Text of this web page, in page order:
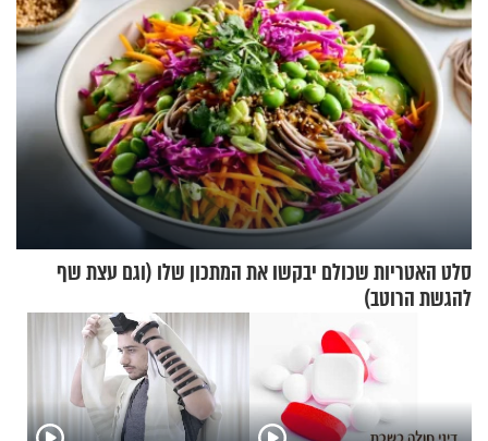
סלט האטריות שכולם יבקשו את המתכון שלו (וגם עצת שף
להגשת הרוטב)